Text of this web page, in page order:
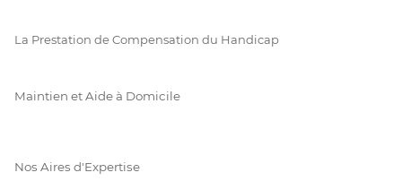
La Prestation de Compensation du Handicap
Maintien et Aide à Domicile
Nos Aires d'Expertise